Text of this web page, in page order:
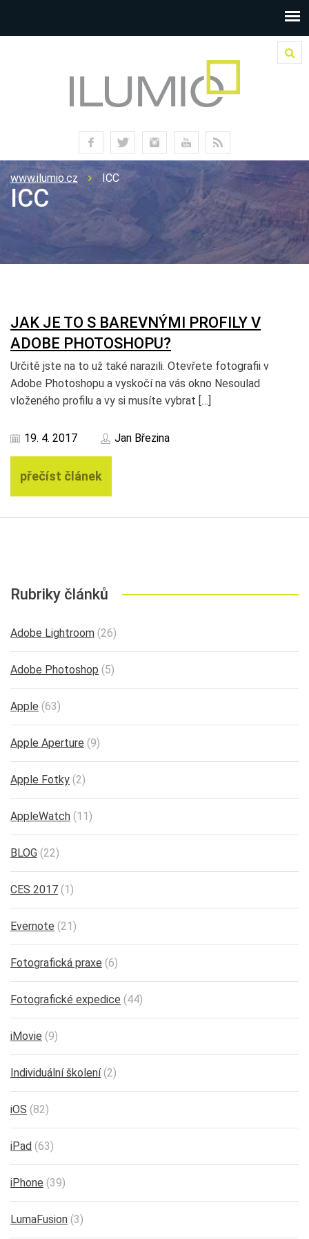
www.ilumio.cz ICC
ICC
JAK JE TO S BAREVNÝMI PROFILY V
ADOBE PHOTOSHOPU?
Určitě jste na to už také narazili. Otevřete fotografii v
Adobe Photoshopu a vyskočí na vás okno Nesoulad
vloženého profilu a vy si musíte vybrat […]
19. 4. 2017 Jan Březina
přečíst článek
Rubriky článků
Adobe Lightroom (26)
Adobe Photoshop (5)
Apple (63)
Apple Aperture (9)
Apple Fotky (2)
AppleWatch (11)
BLOG (22)
CES 2017 (1)
Evernote (21)
Fotografická praxe (6)
Fotografické expedice (44)
iMovie (9)
Individuální školení(2)
iOS (82)
iPad (63)
iPhone (39)
LumaFusion (3)